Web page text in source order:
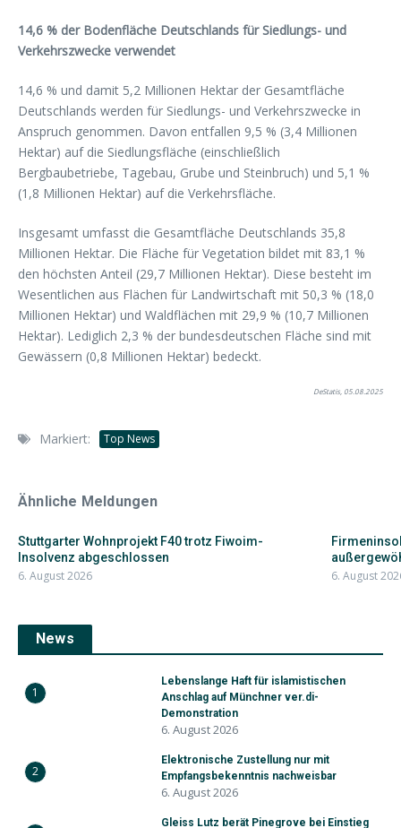
14,6 % der Bodenfläche Deutschlands für Siedlungs- und
Verkehrszwecke verwendet
14,6 % und damit 5,2 Millionen Hektar der Gesamtfläche
Deutschlands werden für Siedlungs- und Verkehrszwecke in
Anspruch genommen. Davon entfallen 9,5 % (3,4 Millionen
Hektar) auf die Siedlungsfläche (einschließlich
Bergbaubetriebe, Tagebau, Grube und Steinbruch) und 5,1 %
(1,8 Millionen Hektar) auf die Verkehrsfläche.
Insgesamt umfasst die Gesamtfläche Deutschlands 35,8
Millionen Hektar. Die Fläche für Vegetation bildet mit 83,1 %
den höchsten Anteil (29,7 Millionen Hektar). Diese besteht im
Wesentlichen aus Flächen für Landwirtschaft mit 50,3 % (18,0
Millionen Hektar) und Waldflächen mit 29,9 % (10,7 Millionen
Hektar). Lediglich 2,3 % der bundesdeutschen Fläche sind mit
Gewässern (0,8 Millionen Hektar) bedeckt.
DeStatis, 05.08.2025
Markiert: Top News
Ähnliche Meldungen
Stuttgarter Wohnprojekt F40 trotz Fiwoim-
Insolvenz abgeschlossen
6. August 2026 6. August
News
1
Lebenslange Haft für islamistischen
Anschlag auf Münchner ver.di-
Demonstration
6. August 2026
2
Elektronische Zustellung nur mit
Empfangsbekenntnis nachweisbar
6. August 2026
Gleiss Lutz berät Pinegrove bei Einstieg